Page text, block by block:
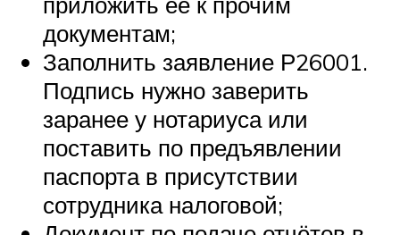
документам;
Заполнить заявление Р26001.
Подпись нужно заверить
заранее у нотариуса или
поставить по предъявлении
паспорта в присутствии
сотрудника налоговой;